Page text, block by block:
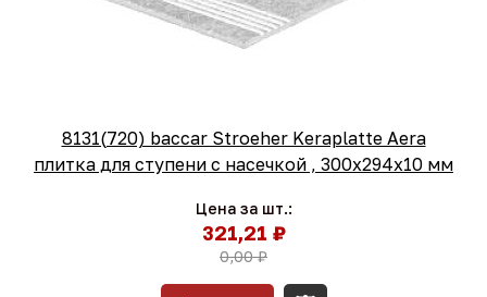
8131(720) baccar Stroeher Keraplatte Aera
плитка для ступени с насечкой , 300x294x10 мм
Цена за шт.:
321,21 ₽
0,00 ₽